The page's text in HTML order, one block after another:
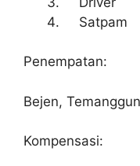
Satpam
Penempatan:
Bejen,
Kompensasi: